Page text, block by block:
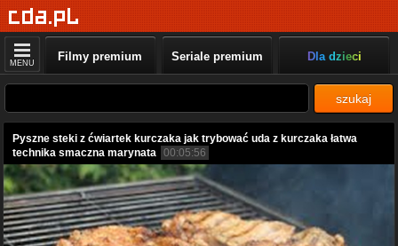
MENU Filmy premium Seriale premium Dla dzieci
szukaj
Pyszne steki z ćwiartek kurczaka jak trybować uda z kurczaka łatwa
technika smaczna marynata 00:05:56